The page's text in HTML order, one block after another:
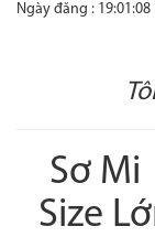
Ngày đăng : 19:01:08
Sơ Mi
Size